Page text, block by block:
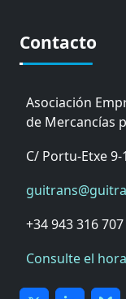
Contacto
Asociación
de Mercancías
C/ Portu-Etxe 9-
+34 943 316 707
Consulte el